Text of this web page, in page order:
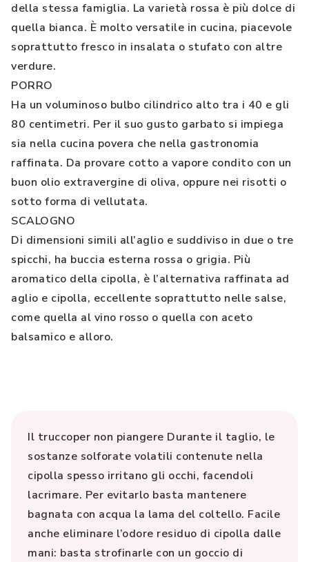
della stessa famiglia. La varietà rossa è più dolce di
quella bianca. È molto versatile in cucina, piacevole
soprattutto fresco in insalata o stufato con altre
verdure.
PORRO
Ha un voluminoso bulbo cilindrico alto tra i 40 e gli
80 centimetri. Per il suo gusto garbato si impiega
sia nella cucina povera che nella gastronomia
raffinata. Da provare cotto a vapore condito con un
buon olio extravergine di oliva, oppure nei risotti o
sotto forma di vellutata.
SCALOGNO
Di dimensioni simili all’aglio e suddiviso in due o tre
spicchi, ha buccia esterna rossa o grigia. Più
aromatico della cipolla, è l’alternativa raffinata ad
aglio e cipolla, eccellente soprattutto nelle salse,
come quella al vino rosso o quella con aceto
balsamico e alloro.
Il truccoper non piangere Durante il taglio, le
sostanze solforate volatili contenute nella
cipolla spesso irritano gli occhi, facendoli
lacrimare. Per evitarlo basta mantenere
bagnata con acqua la lama del coltello. Facile
anche eliminare l’odore residuo di cipolla dalle
mani: basta strofinarle con un goccio di